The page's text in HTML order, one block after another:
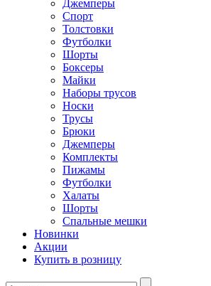
Джемперы
Спорт
Толстовки
Футболки
Шорты
Боксеры
Майки
Наборы трусов
Носки
Трусы
Брюки
Джемперы
Комплекты
Пижамы
Футболки
Халаты
Шорты
Спальные мешки
Новинки
Акции
Купить в розницу